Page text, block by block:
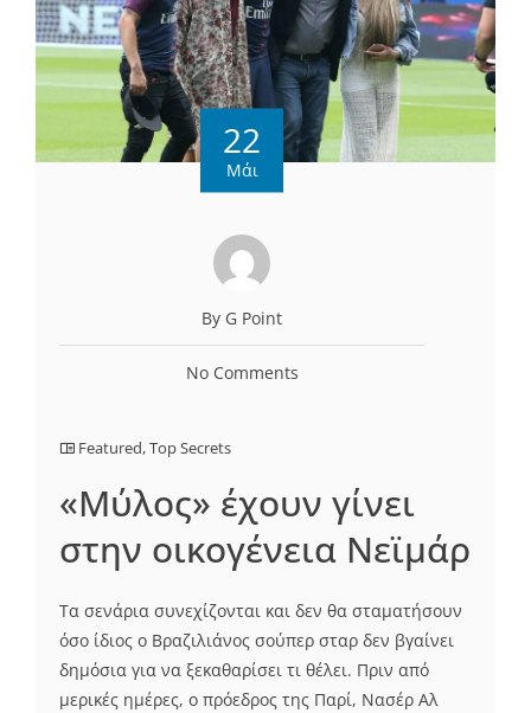
22
Μάι
By G Point
No Comments
Featured,Top Secrets
«Μύλος» έχουν γίνει
στην οικογένεια Νεϊμάρ
Τα σενάρια συνεχίζονται και δεν θα σταματήσουν
όσο ίδιος ο Βραζιλιάνος σούπερ σταρ δεν βγαίνει
δημόσια για να ξεκαθαρίσει τι θέλει. Πριν από
μερικές ημέρες, ο πρόεδρος της Παρί, Νασέρ Αλ